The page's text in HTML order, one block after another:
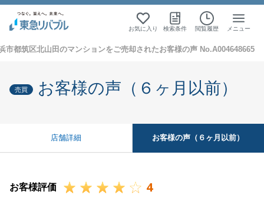
お気に入り 検索条件 閲覧履歴 メニュー
市都筑区北山田のマンションをご売却されたお客様の声 No.A004648665
売買 お客様の声（６ヶ月以前）
店舗詳細 お客様の声（６ヶ月以前）
お客様評価 4